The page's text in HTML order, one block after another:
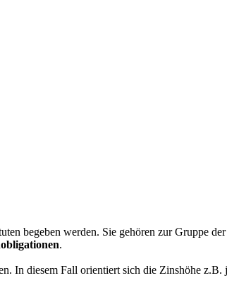
begeben werden. Sie gehören zur Gruppe der
.
In diesem Fall orientiert sich die Zinshöhe